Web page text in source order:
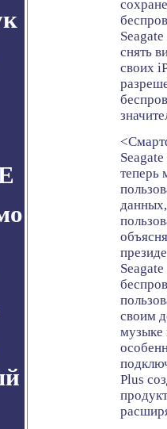
снять
своих
теперь
данных,
своим
музыке
Plus